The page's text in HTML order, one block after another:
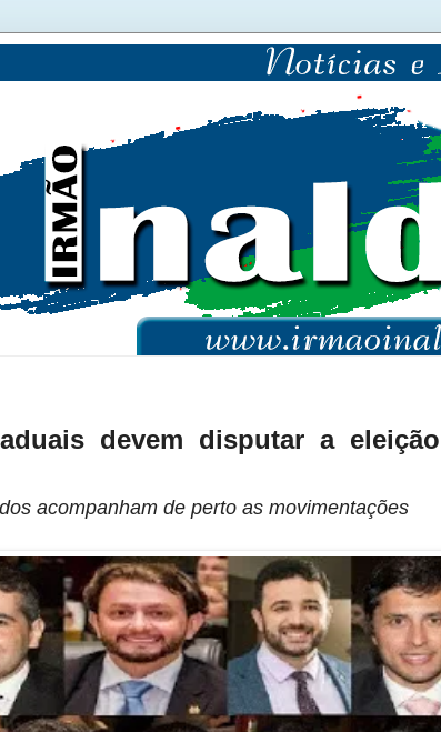
devem disputar a eleição
acompanham de perto as movimentações